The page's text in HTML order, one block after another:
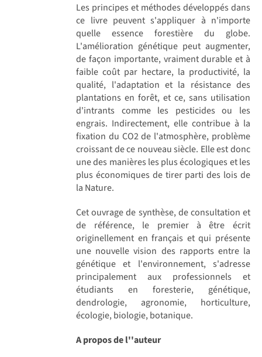
Les principes et méthodes développés dans
ce livre peuvent s'appliquer à n'importe
quelle essence forestière du globe.
L'amélioration génétique peut augmenter,
de façon importante, vraiment durable et à
faible coût par hectare, la productivité, la
qualité, l'adaptation et la résistance des
plantations en forêt, et ce, sans utilisation
d'intrants comme les pesticides ou les
engrais. Indirectement, elle contribue à la
fixation du CO2 de l'atmosphère, problème
croissant de ce nouveau siècle. Elle est donc
une des manières les plus écologiques et les
plus économiques de tirer parti des lois de
la Nature.
Cet ouvrage de synthèse, de consultation et
de référence, le premier à être écrit
originellement en français et qui présente
une nouvelle vision des rapports entre la
génétique et l'environnement, s'adresse
principalement aux professionnels et
étudiants en foresterie, génétique,
dendrologie, agronomie, horticulture,
écologie, biologie, botanique.
A propos de l''auteur